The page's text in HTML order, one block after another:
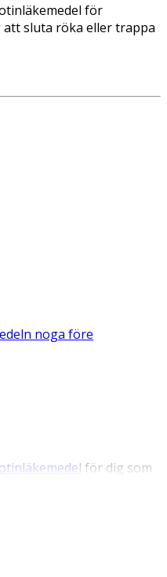
för
sluta röka eller trappa
noga före
för dig som
även från
är kliniskt bevisad
abstinenssymtom
aptit.
olika smaker - Frukt och